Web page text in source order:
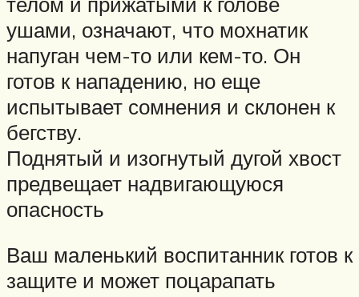
ушами, означают, что мохнатик
напуган чем-то или кем-то. Он
готов к нападению, но еще
испытывает сомнения и склонен к
бегству.
Поднятый и изогнутый дугой хвост
предвещает надвигающуюся
опасность
Ваш маленький воспитанник готов к
защите и может поцарапать